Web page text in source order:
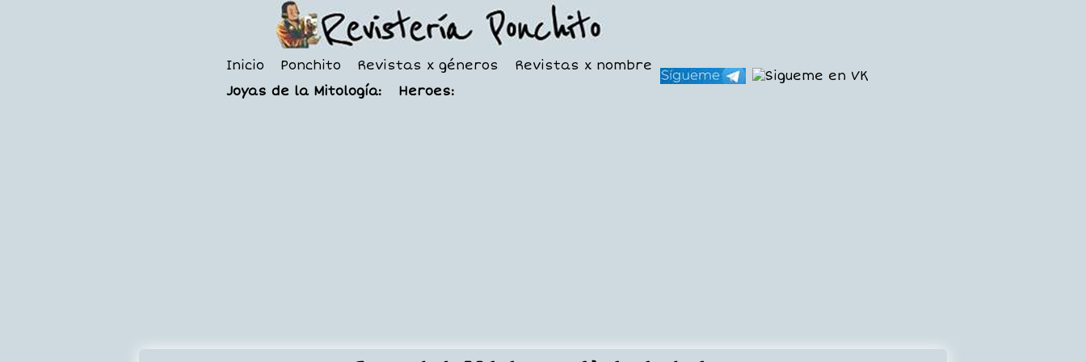
Inicio Ponchito Revistas x géneros
Revistas x nombre
Joyas de la Mitología:
Heroes: